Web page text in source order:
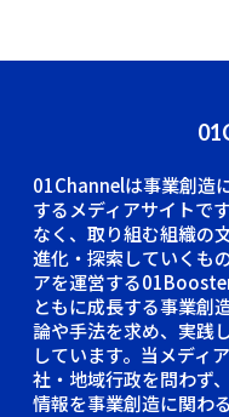
01Channelは事業創造
するメディアサイトです
なく、取り組む組織の
進化・探索していくも
アを運営する
ともに成長する事業創
論や手法を求め、実践
しています。当メディ
社・地域行政を問わず
情報を事業創造に関わ